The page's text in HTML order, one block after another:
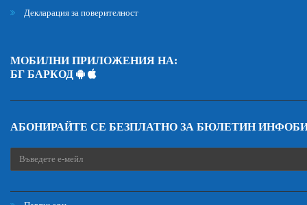
Декларация за поверителност
МОБИЛНИ ПРИЛОЖЕНИЯ НА:
БГ БАРКОД
АБОНИРАЙТЕ СЕ БЕЗПЛАТНО ЗА БЮЛЕТИН